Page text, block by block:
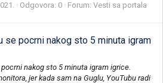
Odgovora: 0 Forum: Vesti sa portala
se pocrni nakog sto 5 minuta igram
nakog sto 5 minuta igram igrice.
jer kada sam na Guglu, YouTubu radi